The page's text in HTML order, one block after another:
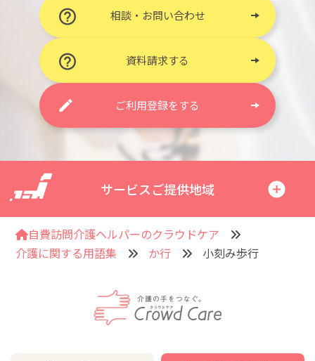
相談・お問い合わせ
資料請求する
ご利用登録をする
サービスご提供地域
自費訪問介護ヘルパーのクラウドケア
介護に関する用語集
か行 小刻み歩行